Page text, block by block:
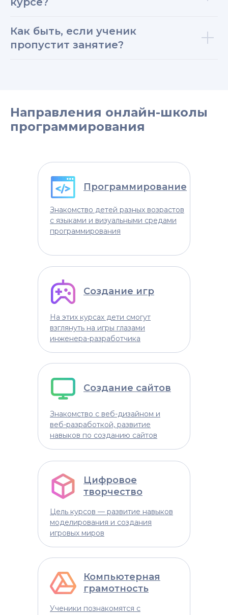
Как быть, если ученик
пропустит занятие?
Направления онлайн-школы
программирования
Знакомство детей разных возрастов
с языками и визуальными средами
программирования
Программирование
На этих курсах дети смогут
взглянуть на игры глазами
инженера-разработчика
Создание игр
Знакомство с веб-дизайном и
веб-разработкой, развитие
навыков по созданию сайтов
Создание сайтов
Цель курсов — развитие навыков
моделирования и создания
игровых миров
Цифровое
творчество
Ученики познакомятся с
Компьютерная
грамотность